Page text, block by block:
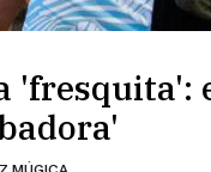
'fresquita':